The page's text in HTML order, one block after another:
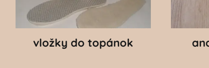
vložky do topánok